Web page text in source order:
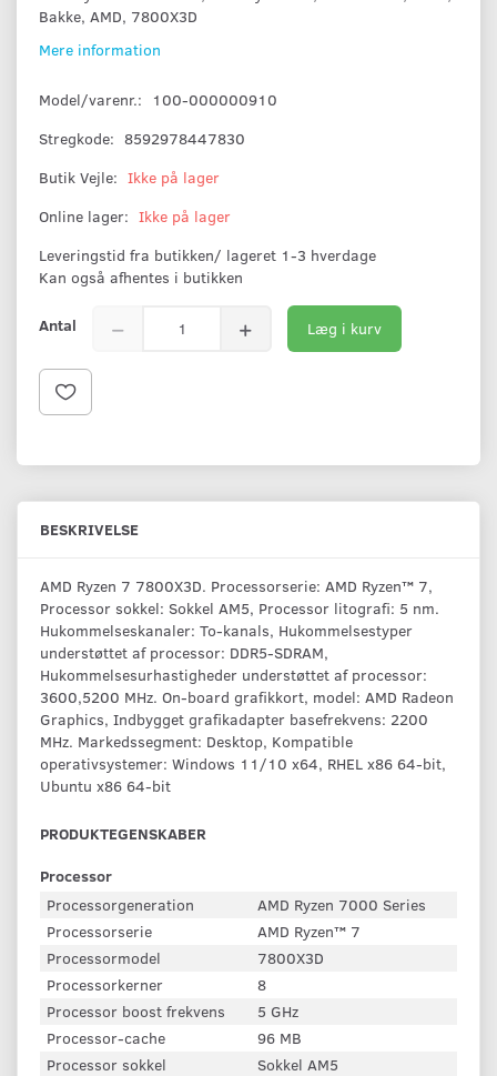
Bakke, AMD, 7800X3D
Mere information
Model/varenr.:
100-000000910
Stregkode: 8592978447830
Butik Vejle: Ikke på lager
Online lager: Ikke på lager
Leveringstid fra butikken/ lageret 1-3 hverdage
Kan også afhentes i butikken
Antal Læg i kurv
BESKRIVELSE
AMD Ryzen 7 7800X3D. Processorserie: AMD Ryzen™ 7,
Processor sokkel: Sokkel AM5, Processor litografi: 5 nm.
Hukommelseskanaler: To-kanals, Hukommelsestyper
understøttet af processor: DDR5-SDRAM,
Hukommelsesurhastigheder understøttet af processor:
3600,5200 MHz. On-board grafikkort, model: AMD Radeon
Graphics, Indbygget grafikadapter basefrekvens: 2200
MHz. Markedssegment: Desktop, Kompatible
operativsystemer: Windows 11/10 x64, RHEL x86 64-bit,
Ubuntu x86 64-bit
PRODUKTEGENSKABER
Processor
Processorgeneration
AMD Ryzen 7000 Series
Processorserie
AMD Ryzen™ 7
Processormodel
7800X3D
Processorkerner
8
Processor boost frekvens
5 GHz
Processor-cache
96 MB
Processor sokkel
Sokkel AM5